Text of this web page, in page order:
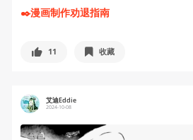
✒️漫画制作劝退指南
11 收藏
艾迪Eddie
2024-10-08